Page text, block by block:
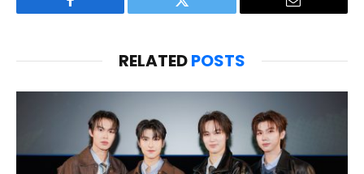
Facebook Twitter Email
RELATEDPOSTS